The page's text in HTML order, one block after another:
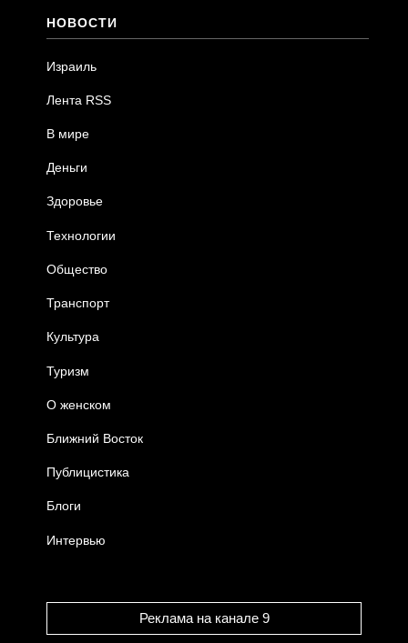
НОВОСТИ
Израиль
Лента RSS
В мире
Деньги
Здоровье
Технологии
Общество
Транспорт
Культура
Туризм
О женском
Ближний Восток
Публицистика
Блоги
Интервью
Реклама на канале 9